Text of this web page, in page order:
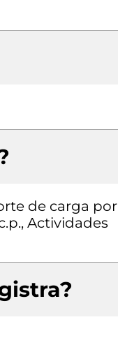
de carga por
Actividades